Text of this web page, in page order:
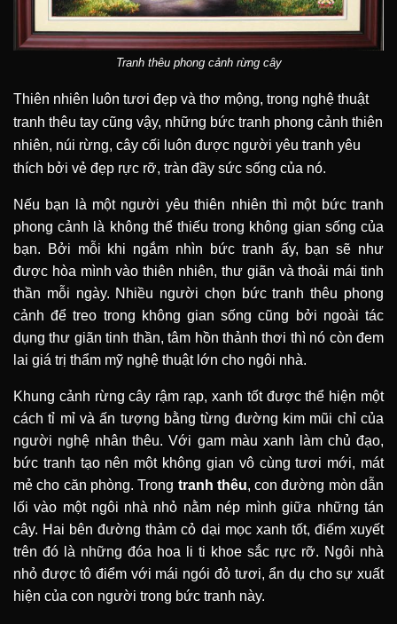
Tranh thêu phong cảnh rừng cây
Thiên nhiên luôn tươi đẹp và thơ mộng, trong nghệ thuật
tranh thêu tay cũng vậy, những bức tranh phong cảnh thiên
nhiên, núi rừng, cây cối luôn được người yêu tranh yêu
thích bởi vẻ đẹp rực rỡ, tràn đầy sức sống của nó.
Nếu bạn là một người yêu thiên nhiên thì một bức tranh
phong cảnh là không thể thiếu trong không gian sống của
bạn. Bởi mỗi khi ngắm nhìn bức tranh ấy, bạn sẽ như
được hòa mình vào thiên nhiên, thư giãn và thoải mái tinh
thần mỗi ngày. Nhiều người chọn bức tranh thêu phong
cảnh để treo trong không gian sống cũng bởi ngoài tác
dụng thư giãn tinh thần, tâm hồn thảnh thơi thì nó còn đem
lai giá trị thẩm mỹ nghệ thuật lớn cho ngôi nhà.
Khung cảnh rừng cây rậm rạp, xanh tốt được thể hiện một
cách tỉ mỉ và ấn tượng bằng từng đường kim mũi chỉ của
người nghệ nhân thêu. Với gam màu xanh làm chủ đạo,
bức tranh tạo nên một không gian vô cùng tươi mới, mát
mẻ cho căn phòng. Trong tranh thêu, con đường mòn dẫn
lối vào một ngôi nhà nhỏ nằm nép mình giữa những tán
cây. Hai bên đường thảm cỏ dại mọc xanh tốt, điểm xuyết
trên đó là những đóa hoa li ti khoe sắc rực rỡ. Ngôi nhà
nhỏ được tô điểm với mái ngói đỏ tươi, ẩn dụ cho sự xuất
hiện của con người trong bức tranh này.